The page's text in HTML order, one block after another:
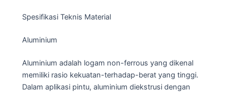
Spesifikasi Teknis Material
Aluminium
Aluminium adalah logam non-ferrous yang dikenal
memiliki rasio kekuatan-terhadap-berat yang tinggi.
Dalam aplikasi pintu, aluminium diekstrusi dengan